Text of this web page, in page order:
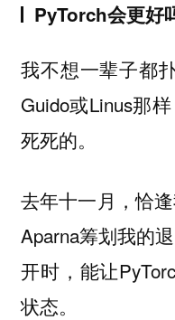
PyTorch会更好
我不想一辈子都
Guido或Linus那
死死的。
去年十一月，恰
Aparna筹划我的
开时，能让
状态。